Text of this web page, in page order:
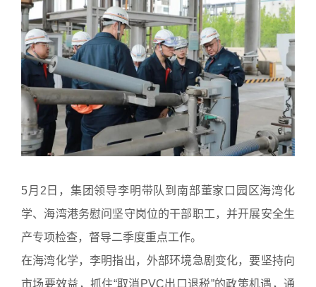
5月2日，集团领导李明带队到南部董家口园区海湾化
学、海湾港务慰问坚守岗位的干部职工，并开展安全生
产专项检查，督导二季度重点工作。
在海湾化学，李明指出，外部环境急剧变化，要坚持向
市场要效益，抓住“取消PVC出口退税”的政策机遇，通